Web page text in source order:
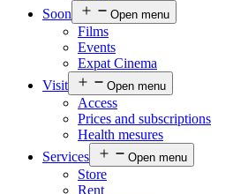
Soon
Open menu
Films
Events
Expat Cinema
Visit
Open menu
Access
Prices and subscriptions
Health mesures
Services
Open menu
Store
Rent